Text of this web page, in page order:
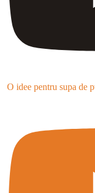
O idee pentru supa de